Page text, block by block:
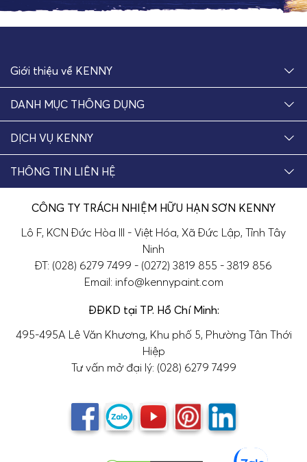
Giới thiệu về KENNY
DANH MỤC THÔNG DỤNG
DỊCH VỤ KENNY
THÔNG TIN LIÊN HỆ
CÔNG TY TRÁCH NHIỆM HỮU HẠN SƠN KENNY
Lô F, KCN Đức Hòa III - Việt Hóa, Xã Đức Lập, Tỉnh Tây
Ninh
ĐT: (028) 6279 7499 - (0272) 3819 855 - 3819 856
Email: info@kennypaint.com
ĐĐKD tại TP. Hồ Chí Minh:
495-495A Lê Văn Khương, Khu phố 5, Phường Tân Thới
Hiệp
Tư vấn mở đại lý: (028) 6279 7499